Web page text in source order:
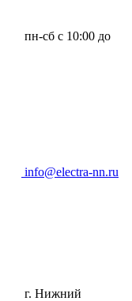
пн-сб с 10:00 до
info@electra-nn.ru
г. Нижний